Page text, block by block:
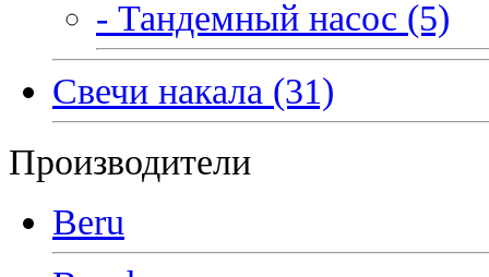
- Тандемный насос (5)
Свечи накала (31)
Производители
Beru